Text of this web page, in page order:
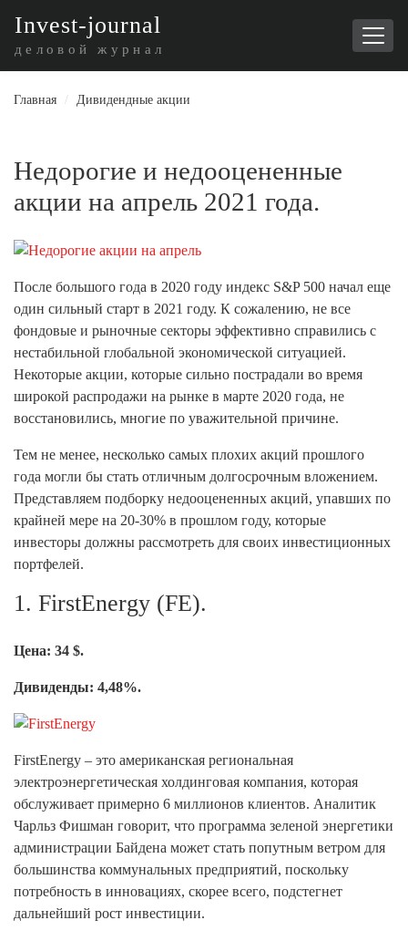
Invest-journal
деловой журнал
Главная / Дивидендные акции
Недорогие и недооцененные
акции на апрель 2021 года.
После большого года в 2020 году индекс S&P 500 начал еще
один сильный старт в 2021 году. К сожалению, не все
фондовые и рыночные секторы эффективно справились с
нестабильной глобальной экономической ситуацией.
Некоторые акции, которые сильно пострадали во время
широкой распродажи на рынке в марте 2020 года, не
восстановились, многие по уважительной причине.
Тем не менее, несколько самых плохих акций прошлого
года могли бы стать отличным долгосрочным вложением.
Представляем подборку недооцененных акций, упавших по
крайней мере на 20-30% в прошлом году, которые
инвесторы должны рассмотреть для своих инвестиционных
портфелей.
1. FirstEnergy (FE).
Цена: 34 $.
Дивиденды: 4,48%.
FirstEnergy – это американская региональная
электроэнергетическая холдинговая компания, которая
обслуживает примерно 6 миллионов клиентов. Аналитик
Чарльз Фишман говорит, что программа зеленой энергетики
администрации Байдена может стать попутным ветром для
большинства коммунальных предприятий, поскольку
потребность в инновациях, скорее всего, подстегнет
дальнейший рост инвестиции.